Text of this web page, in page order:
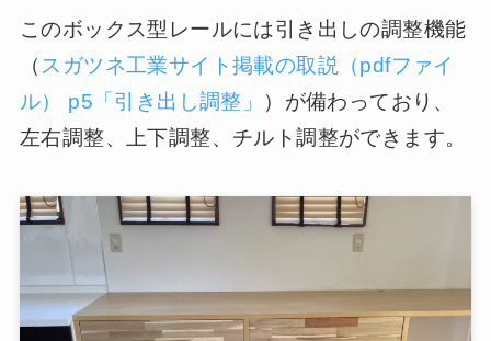
このボックス型レールには引き出しの調整機能
（ スガツネ工業サイト掲載の取説（pdfファイ
ル） p5「引き出し調整」
）が備わっており、
左右調整、上下調整、チルト調整ができます。